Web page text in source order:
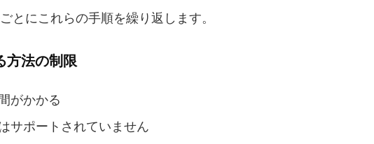
とにこれらの手順を繰り返します。
方法の制限
がかかる
サポートされていません